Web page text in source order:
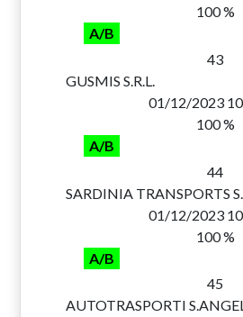
100 %
A/B
43
GUSMIS S.R.L.
01/12/2023
100 %
A/B
44
SARDINIA TRANSPORTS
01/12/2023
100 %
A/B
45
AUTOTRASPORTI